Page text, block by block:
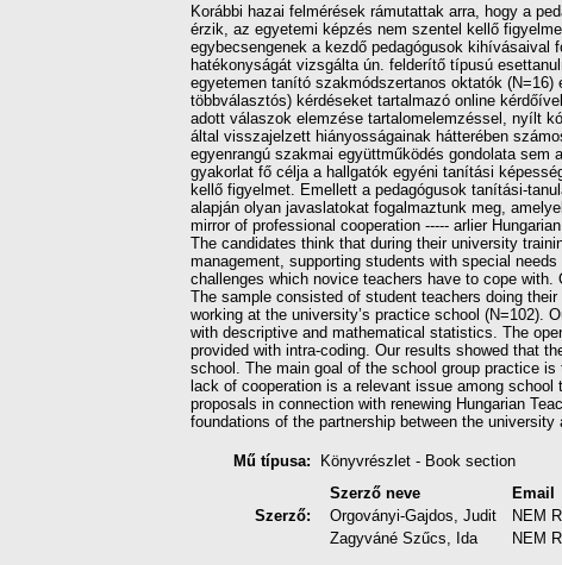
Korábbi hazai felmérések rámutattak arra, hogy a
érzik, az egyetemi képzés nem szentel kellő
egybecsengenek a kezdő pedagógusok
hatékonyságát vizsgálta ún. felderítő típusú
egyetemen tanító szakmódszertanos oktatók
többválasztós) kérdéseket tartalmazó online
adott válaszok elemzése tartalomelemzéssel, nyílt
által visszajelzett hiányosságainak hátterében
egyenrangú szakmai együttműködés gondolata sem
gyakorlat fő célja a hallgatók egyéni tanítási
kellő figyelmet. Emellett a pedagógusok tanítási-
alapján olyan javaslatokat fogalmaztunk meg,
mirror of professional cooperation ----- arlier
The candidates think that during their university
management, supporting students with special
challenges which novice teachers have to cope
The sample consisted of student teachers doing
working at the university’s practice school (N=102).
with descriptive and mathematical statistics. The
provided with intra-coding. Our results showed that
school. The main goal of the school group practice
lack of cooperation is a relevant issue among
proposals in connection with renewing Hungarian
foundations of the partnership between the university
Mű típusa: Könyvrészlet - Book section
Szerző:
Szerző neve Email
Orgoványi-Gajdos, Judit
NEM
Zagyváné Szűcs, Ida
NEM